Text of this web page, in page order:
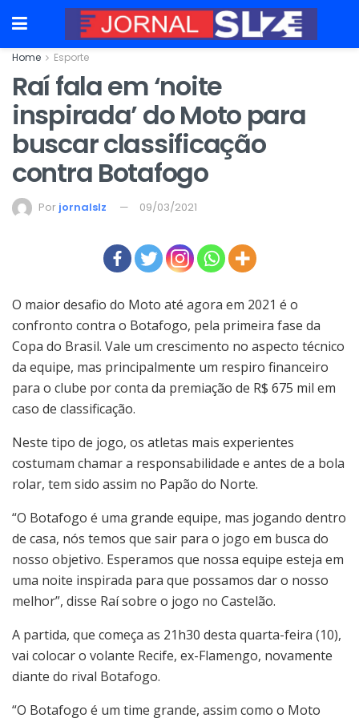
Home Esporte
Raí fala em ‘noite
inspirada’ do Moto para
buscar classificação
contra Botafogo
Por jornalslz 09/03/2021
O maior desafio do Moto até agora em 2021 é o
confronto contra o Botafogo, pela primeira fase da
Copa do Brasil. Vale um crescimento no aspecto técnico
da equipe, mas principalmente um respiro financeiro
para o clube por conta da premiação de R$ 675 mil em
caso de classificação.
Neste tipo de jogo, os atletas mais experientes
costumam chamar a responsabilidade e antes de a bola
rolar, tem sido assim no Papão do Norte.
“O Botafogo é uma grande equipe, mas jogando dentro
de casa, nós temos que sair para o jogo em busca do
nosso objetivo. Esperamos que nossa equipe esteja em
uma noite inspirada para que possamos dar o nosso
melhor”, disse Raí sobre o jogo no Castelão.
A partida, que começa as 21h30 desta quarta-feira (10),
vai colocar o volante Recife, ex-Flamengo, novamente
diante do rival Botafogo.
“O Botafogo é um time grande, assim como o Moto